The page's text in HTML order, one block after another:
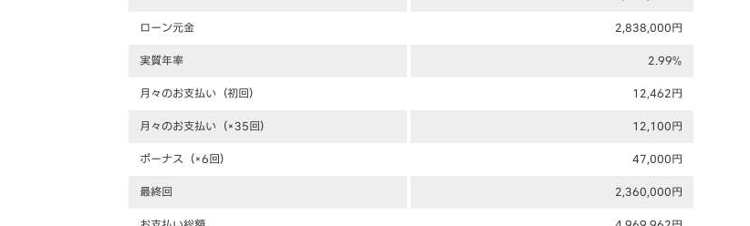
ローン元金
2,838,000円
実質年率
2.99%
月々のお支払い（初回）
12,462円
月々のお支払い（×35回）
12,100円
ボーナス（×6回）
47,000円
最終回
2,360,000円